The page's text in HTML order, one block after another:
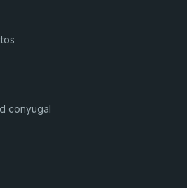
conyugal